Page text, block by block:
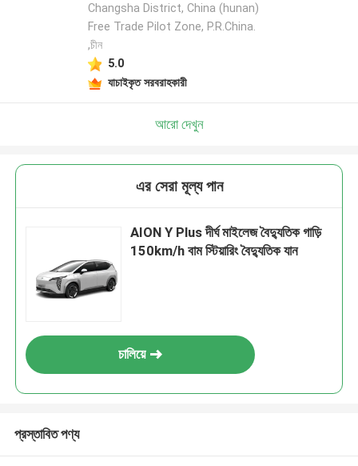
Changsha District, China (hunan)
Free Trade Pilot Zone, P.R.China.
,চীন
5.0
যাচাইকৃত সরবরাহকারী
আরো দেখুন
এর সেরা মূল্য পান
AION Y Plus দীর্ঘ মাইলেজ বৈদ্যুতিক গাড়ি
150km/h বাম স্টিয়ারিং বৈদ্যুতিক যান
চালিয়ে
প্রস্তাবিত পণ্য